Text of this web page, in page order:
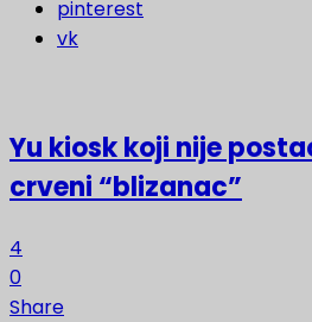
pinterest
vk
Yu kiosk koji nije
crveni “blizanac”
4
0
Share